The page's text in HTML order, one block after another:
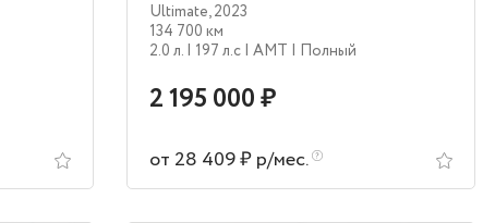
Ultimate,2023
134 700 км
2.0 л. | 197 л.c | AMT | Полный
2 195 000 ₽
от 28 409 ₽ р/мес.